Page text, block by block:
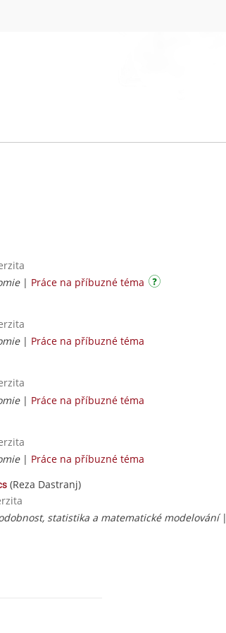
| Práce na příbuzné téma
| Práce na příbuzné téma
| Práce na příbuzné téma
| Práce na příbuzné téma
(Reza Dastranj)
statistika a matematické modelování|